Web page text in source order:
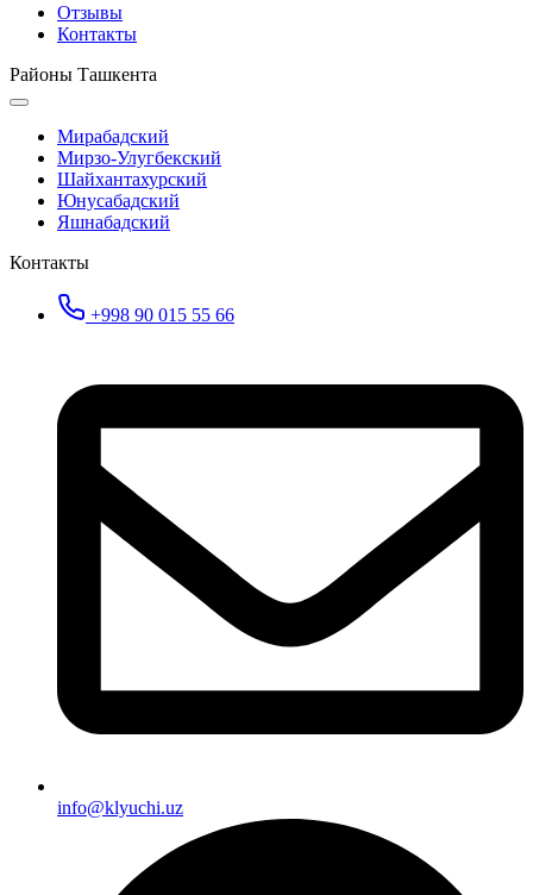
Отзывы
Контакты
Районы Ташкента
Мирабадский
Мирзо-Улугбекский
Шайхантахурский
Юнусабадский
Яшнабадский
Контакты
+998 90 015 55 66
info@klyuchi.uz